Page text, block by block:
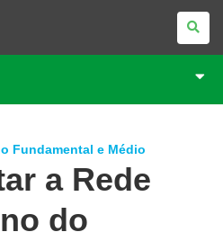
Fundamental e Médio
a Rede
do